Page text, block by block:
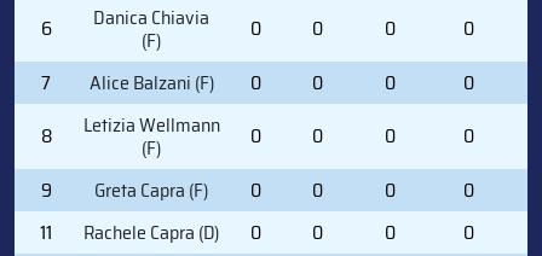
6 Danica Chiavia
(F) 0 0 0 0
7
Alice Balzani (F) 0 0 0 0
8
Letizia Wellmann
(F) 0 0 0 0
9
Greta Capra (F) 0 0 0 0
11
Rachele Capra (D) 0 0 0 0